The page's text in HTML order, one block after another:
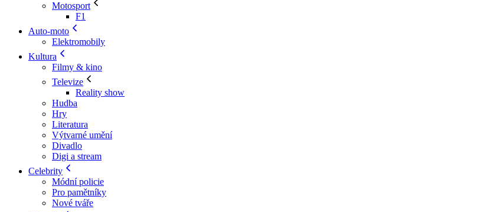
Motosport
F1
Auto-moto
Elektromobily
Kultura
Filmy & kino
Televize
Reality show
Hudba
Hry
Literatura
Výtvarné umění
Divadlo
Digi a stream
Celebrity
Módní policie
Pro pamětníky
Nové tváře